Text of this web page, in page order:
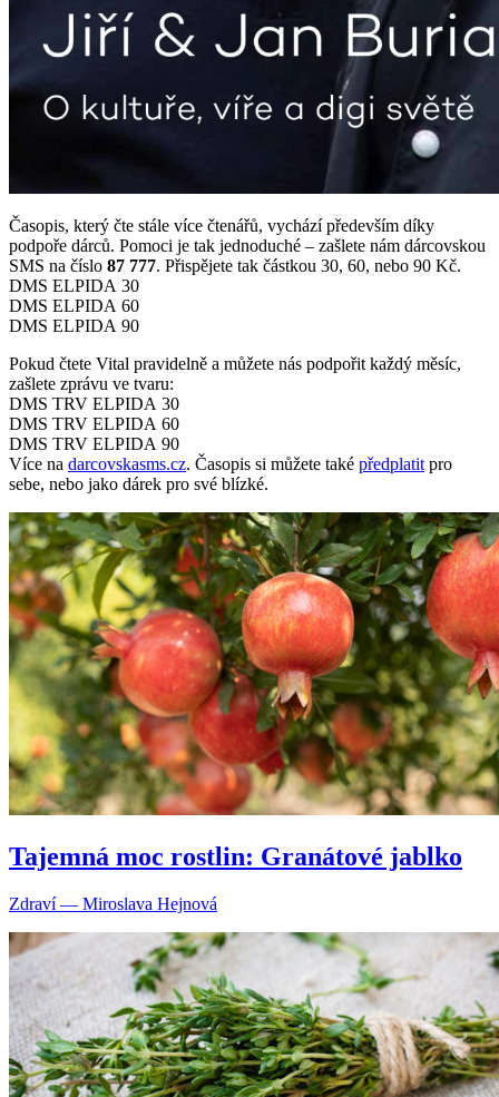
Časopis, který čte stále více čtenářů, vychází především díky
podpoře dárců. Pomoci je tak jednoduché – zašlete nám dárcovskou
SMS na číslo 87 777. Přispějete tak částkou 30, 60, nebo 90 Kč.
DMS ELPIDA 30
DMS ELPIDA 60
DMS ELPIDA 90
Pokud čtete Vital pravidelně a můžete nás podpořit každý měsíc,
zašlete zprávu ve tvaru:
DMS TRV ELPIDA 30
DMS TRV ELPIDA 60
DMS TRV ELPIDA 90
Více na darcovskasms.cz. Časopis si můžete také předplatit pro
sebe, nebo jako dárek pro své blízké.
Tajemná moc rostlin: Granátové jablko
Zdraví — Miroslava Hejnová